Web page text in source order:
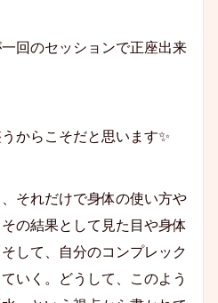
回のセッションで正座出来
からこそだと思います✨
それだけで身体の使い方や
の結果として見た目や身体
して、自分のコンプレック
いく。どうして、このよう